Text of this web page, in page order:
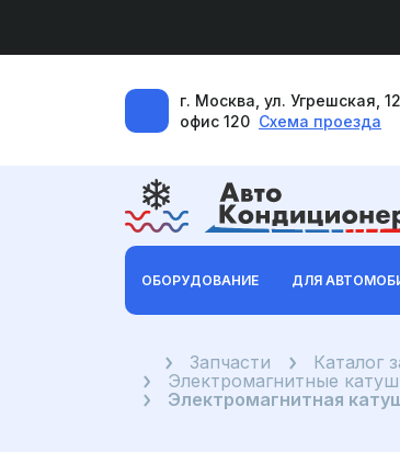
г. Москва, ул. Угрешская,
офис 120 Схема проезда
ОБОРУДОВАНИЕ ДЛЯ
ГлавнаяЗапчасти
Каталог
Электромагнитные
Электромагнитная